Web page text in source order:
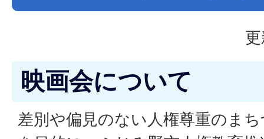
映画会について
差別や偏見のない人権尊重のま